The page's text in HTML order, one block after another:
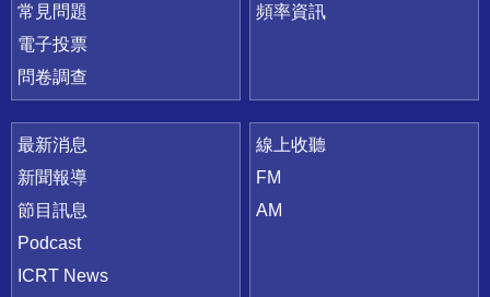
常見問題
電子投票
問卷調查
頻率資訊
最新消息
新聞報導
節目訊息
Podcast
ICRT News
線上收聽
FM
AM